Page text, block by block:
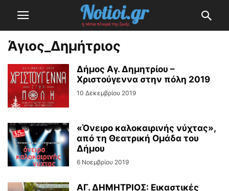
Άγιος_Δημήτριος
Δήμος Αγ. Δημητρίου –
Χριστούγεννα στην πόλη 2019
10 Δεκεμβρίου 2019
«Όνειρο καλοκαιρινής νύχτας»,
από τη Θεατρική Ομάδα του
Δήμου
6 Νοεμβρίου 2019
ΑΓ. ΔΗΜΗΤΡΙΟΣ: Εικαστικές